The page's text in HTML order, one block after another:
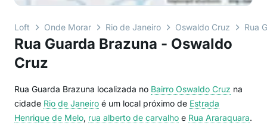
Loft Onde Morar Rio de Janeiro Oswaldo Cruz Rua
Rua Guarda Brazuna - Oswaldo
Cruz
Rua Guarda Brazuna localizada no Bairro Oswaldo Cruz na
cidade Rio de Janeiro é um local próximo de Estrada
Henrique de Melo, rua alberto de carvalho e Rua Araraquara.